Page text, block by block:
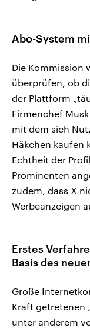
Abo-System
Die Kommission
überprüfen, ob
der Plattform
Firmenchef
mit dem sich
Häkchen kaufen
Echtheit der
Prominenten
zudem, dass X
Werbeanzeigen
Erstes
Basis des
Große
Kraft getretenen
unter anderem